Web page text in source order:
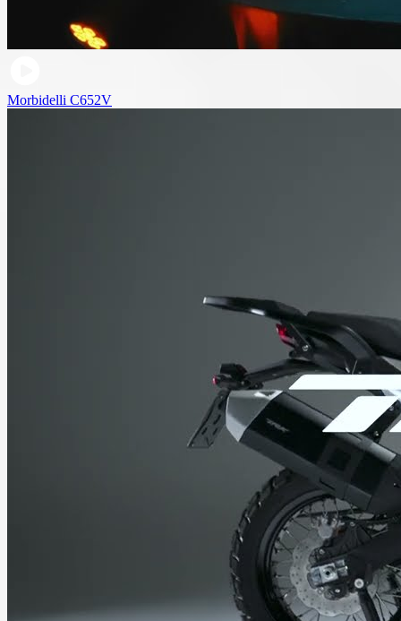
Morbidelli C652V